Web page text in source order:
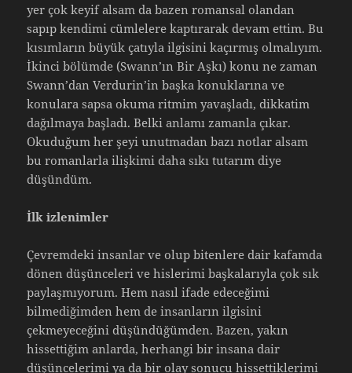
yer çok keyif alsam da bazen romansal olandan
sapıp kendimi cümlelere kaptırarak devam ettim. Bu
kısımların büyük çatıyla ilgisini kaçırmış olmalıyım.
İkinci bölümde (Swann’ın Bir Aşkı) konu ne zaman
Swann’dan Verdurin’in başka konuklarına ve
konulara sapsa okuma ritmim yavaşladı, dikkatim
dağılmaya başladı. Belki anlamı zamanla çıkar.
Okuduğum her şeyi unutmadan bazı notlar alsam
bu romanlarla ilişkimi daha sıkı tutarım diye
düşündüm.
İlk izlenimler
Çevremdeki insanlar ve olup bitenlere dair kafamda
dönen düşünceleri ve hislerimi başkalarıyla çok sık
paylaşmıyorum. Hem nasıl ifade edeceğimi
bilmediğimden hem de insanların ilgisini
çekmeyeceğini düşündüğümden. Bazen, yakın
hissettiğim anlarda, herhangi bir insana dair
düşüncelerimi ya da bir olay sonucu hissettiklerimi